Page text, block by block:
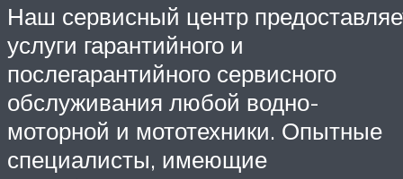
Наш сервисный центр
услуги гарантийного и
послегарантийного сервисного
обслуживания любой водно-
моторной и мототехники. Опытные
специалисты, имеющие